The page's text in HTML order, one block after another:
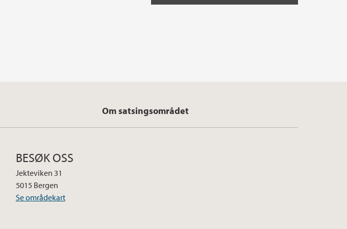
Om satsingsområdet
BESØK OSS
Jekteviken 31
5015 Bergen
Se områdekart